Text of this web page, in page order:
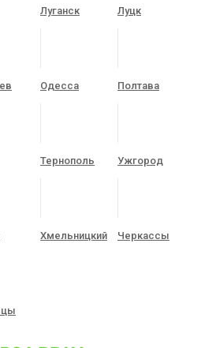
Луганск Луцк
Одесса Полтава
Тернополь Ужгород
Хмельницкий Черкассы